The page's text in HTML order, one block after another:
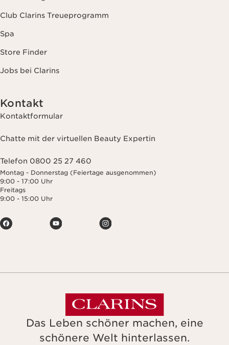
Club Clarins Treueprogramm
Spa
Store Finder
Jobs bei Clarins
Kontakt
Kontaktformular
Chatte mit der virtuellen Beauty Expertin
Telefon 0800 25 27 460
Montag - Donnerstag (Feiertage ausgenommen)
9:00 - 17:00 Uhr
Freitags
9:00 - 15:00 Uhr
Das Leben schöner machen, eine
schönere Welt hinterlassen.